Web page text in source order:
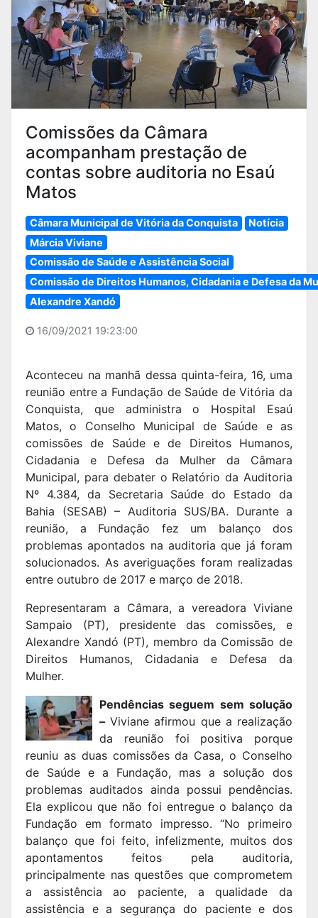
Comissões da Câmara
acompanham prestação de
contas sobre auditoria no Esaú
Matos
Câmara Municipal de Vitória da Conquista
Notícia
Márcia Viviane
Comissão de Saúde e Assistência Social
Comissão de Direitos Humanos, Cidadania e Defesa da
Alexandre Xandó
16/09/2021 19:23:00
Aconteceu na manhã dessa quinta-feira, 16, uma
reunião entre a Fundação de Saúde de Vitória da
Conquista, que administra o Hospital Esaú
Matos, o Conselho Municipal de Saúde e as
comissões de Saúde e de Direitos Humanos,
Cidadania e Defesa da Mulher da Câmara
Municipal, para debater o Relatório da Auditoria
Nº 4.384, da Secretaria Saúde do Estado da
Bahia (SESAB) – Auditoria SUS/BA. Durante a
reunião, a Fundação fez um balanço dos
problemas apontados na auditoria que já foram
solucionados. As averiguações foram realizadas
entre outubro de 2017 e março de 2018.
Representaram a Câmara, a vereadora Viviane
Sampaio (PT), presidente das comissões, e
Alexandre Xandó (PT), membro da Comissão de
Direitos Humanos, Cidadania e Defesa da
Mulher.
Pendências seguem sem solução
– Viviane afirmou que a realização
da reunião foi positiva porque
reuniu as duas comissões da Casa, o Conselho
de Saúde e a Fundação, mas a solução dos
problemas auditados ainda possui pendências.
Ela explicou que não foi entregue o balanço da
Fundação em formato impresso. “No primeiro
balanço que foi feito, infelizmente, muitos dos
apontamentos feitos pela auditoria,
principalmente nas questões que comprometem
a assistência ao paciente, a qualidade da
assistência e a segurança do paciente e dos